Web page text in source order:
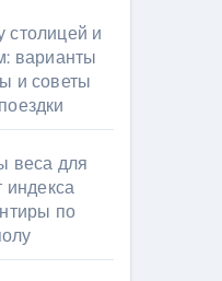
и
варианты
и советы
веса для
индекса
по